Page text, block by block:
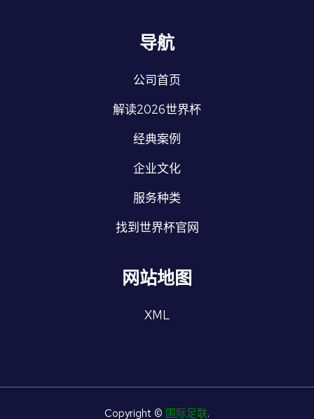
导航
公司首页
解读2026世界杯
经典案例
企业文化
服务种类
找到世界杯官网
网站地图
XML
Copyright © 国际足联.